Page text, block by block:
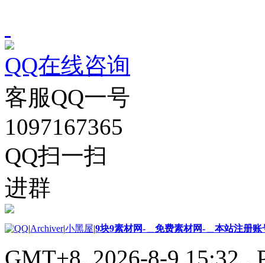
QQ在线咨询
客服QQ一号
1097167365
QQ扫一扫
进群
|Archiver|小黑屋|9块9素材网-＿免费素材网-＿本站注册账